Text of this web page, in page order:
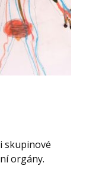
skupinové
orgány.